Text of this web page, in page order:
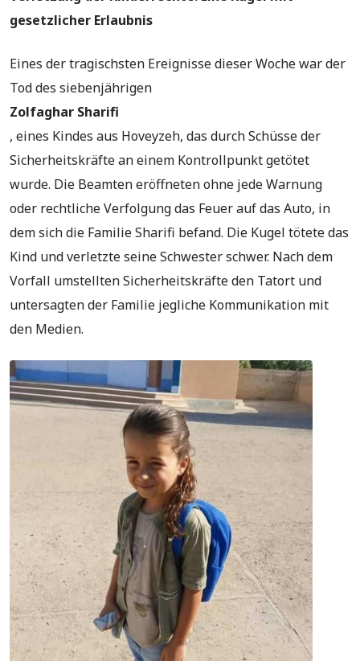
gesetzlicher Erlaubnis
Eines der tragischsten Ereignisse dieser Woche war der
Tod des siebenjährigen
Zolfaghar Sharifi
, eines Kindes aus Hoveyzeh, das durch Schüsse der
Sicherheitskräfte an einem Kontrollpunkt getötet
wurde. Die Beamten eröffneten ohne jede Warnung
oder rechtliche Verfolgung das Feuer auf das Auto, in
dem sich die Familie Sharifi befand. Die Kugel tötete das
Kind und verletzte seine Schwester schwer. Nach dem
Vorfall umstellten Sicherheitskräfte den Tatort und
untersagten der Familie jegliche Kommunikation mit
den Medien.